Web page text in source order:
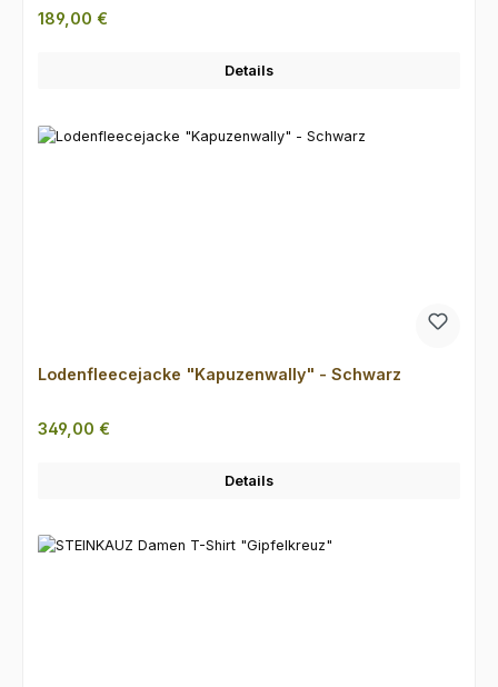
Regulärer Preis:
189,00 €
Details
Lodenfleecejacke "Kapuzenwally" - Schwarz
Regulärer Preis:
349,00 €
Details